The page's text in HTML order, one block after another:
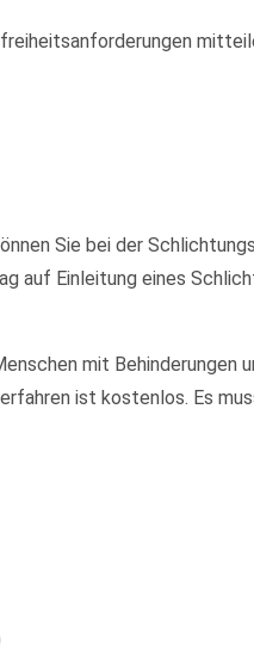
Sie bei der
auf Einleitung eines
mit
ist kostenlos. Es